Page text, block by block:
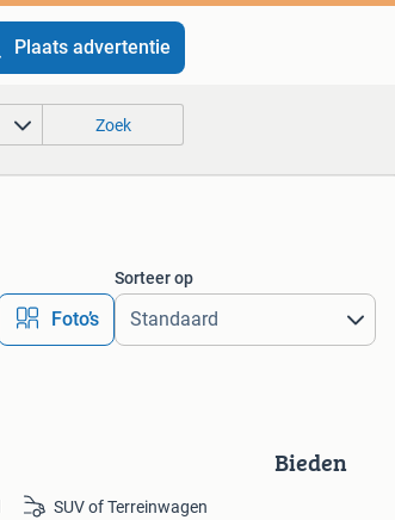
Plaats advertentie
Zoek
Foto’s
Sorteer op
Bieden
SUV of Terreinwagen